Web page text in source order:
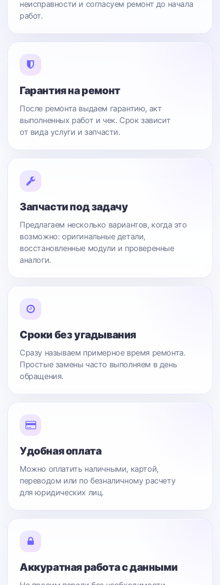
неисправности и согласуем ремонт до начала
работ.
Гарантия на ремонт
После ремонта выдаем гарантию, акт
выполненных работ и чек. Срок зависит
от вида услуги и запчасти.
Запчасти под задачу
Предлагаем несколько вариантов, когда это
возможно: оригинальные детали,
восстановленные модули и проверенные
аналоги.
Сроки без угадывания
Сразу называем примерное время ремонта.
Простые замены часто выполняем в день
обращения.
Удобная оплата
Можно оплатить наличными, картой,
переводом или по безналичному расчету
для юридических лиц.
Аккуратная работа с данными